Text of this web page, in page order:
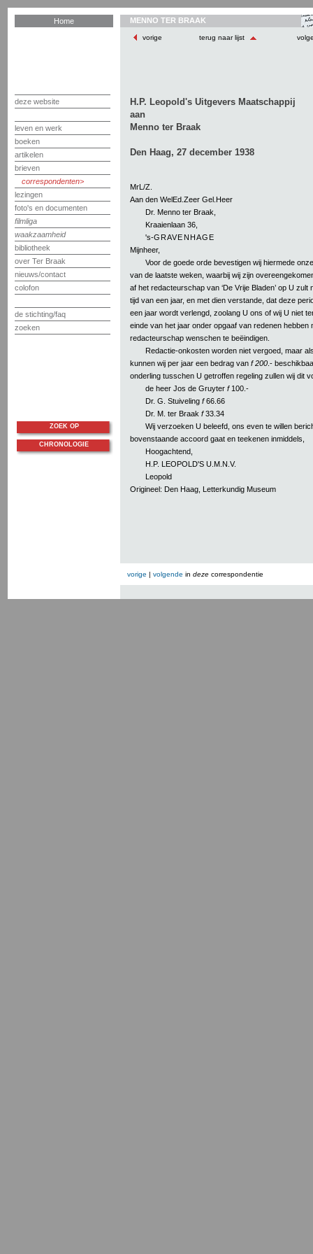
Home
deze website
leven en werk
boeken
artikelen
brieven
correspondenten
lezingen
foto's en documenten
filmliga
waakzaamheid
bibliotheek
over Ter Braak
nieuws/contact
colofon
de stichting/faq
zoeken
MENNO TER BRAAK
vorige terug naar lijst
H.P. Leopold's Uitgevers Maatschappij
aan
Menno ter Braak
Den Haag, 27 december 1938
MrL/Z.
Aan den WelEd.Zeer Gel.Heer
Dr. Menno ter Braak,
Kraaienlaan 36,
's-GRAVENHAGE
Mijnheer,
Voor de goede orde bevestigen wij hiermede
van de laatste weken, waarbij wij zijn
af het redacteurschap van ‘De Vrije Bladen’ op U
tijd van een jaar, en met dien verstande, dat deze
een jaar wordt verlengd, zoolang U ons of wij U niet
einde van het jaar onder opgaaf van redenen hebben
redacteurschap wenschen te beëindigen.
Redactie-onkosten worden niet vergoed, maar
kunnen wij per jaar een bedrag van f 200 .-
onderling tusschen U getroffen regeling zullen wij dit
de heer Jos de Gruyter f100.-
Dr. G. Stuiveling f66.66
Dr. M. ter Braak f33.34
Wij verzoeken U beleefd, ons even te willen
bovenstaande accoord gaat en teekenen inmiddels,
Hoogachtend,
H.P. LEOPOLD'S U.M.N.V.
Leopold
Origineel: Den Haag, Letterkundig Museum
vorige | volgende in deze correspondentie
ZOEK OP
CHRONOLOGIE